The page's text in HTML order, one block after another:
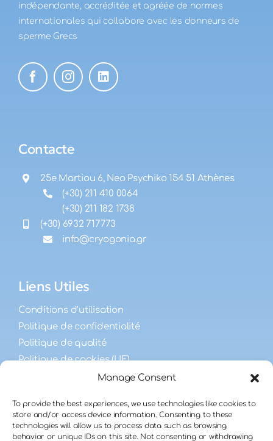
Manage Consent
To provide the best experiences, we use technologies like cookies to
store and/or access device information. Consenting to these
technologies will allow us to process data such as browsing
behavior or unique IDs on this site. Not consenting or withdrawing
indépendante, accréditée et agréée de normes
internationales qui collabore avec les donneurs de
sperme Grecs
Contacte
25e Martiou 6, Neo Psychiko 154 51 Athènes
(+30) 211 410 0064
(+30) 211 182 1738
(+30) 6932 717773
info@cryogonia.gr
Liens Utiles
Conditions d’utilisation
Politique de confidentialité
Politique de qualité
Politique de cookies (UE)
FAQ
FAQ sur la fécondité masculine